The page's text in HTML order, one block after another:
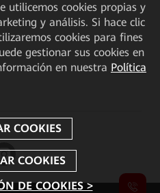
utilicemos cookies propias y
y análisis. Si hace clic
cookies para fines
gestionar sus cookies en
en nuestra Política
DE COOKIES >